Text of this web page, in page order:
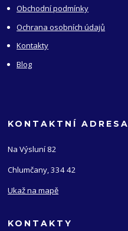
Obchodní podmínky
Ochrana osobních údajů
Kontakty
Blog
KONTAKTNÍ ADRESA
Na Výsluní 82
Chlumčany, 334 42
Ukaž na mapě
KONTAKTY